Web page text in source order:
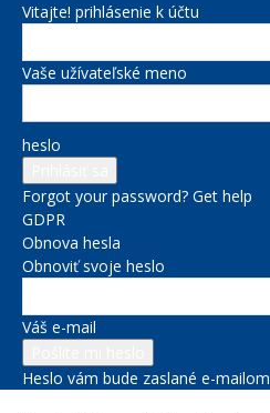
Vitajte! prihlásenie k účtu
Vaše užívateľské meno
heslo
Forgot your password? Get help
GDPR
Obnova hesla
Obnoviť svoje heslo
Váš e-mail
Heslo vám bude zaslané e-mailom